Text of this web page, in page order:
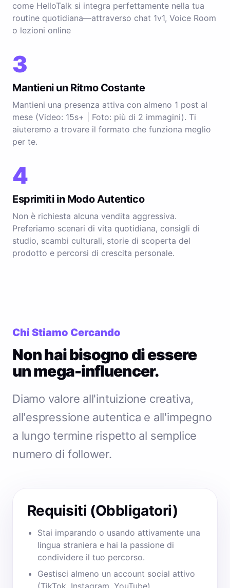
come HelloTalk si integra perfettamente nella tua
routine quotidiana—attraverso chat 1v1, Voice Room
o lezioni online
3
Mantieni un Ritmo Costante
Mantieni una presenza attiva con almeno 1 post al
mese (Video: 15s+ | Foto: più di 2 immagini). Ti
aiuteremo a trovare il formato che funziona meglio
per te.
4
Esprimiti in Modo Autentico
Non è richiesta alcuna vendita aggressiva.
Preferiamo scenari di vita quotidiana, consigli di
studio, scambi culturali, storie di scoperta del
prodotto e percorsi di crescita personale.
Chi Stiamo Cercando
Non hai bisogno di essere
un mega-influencer.
Diamo valore all'intuizione creativa,
all'espressione autentica e all'impegno
a lungo termine rispetto al semplice
numero di follower.
Requisiti (Obbligatori)
Stai imparando o usando attivamente una
lingua straniera e hai la passione di
condividere il tuo percorso.
Gestisci almeno un account social attivo
(TikTok, Instagram, YouTube).